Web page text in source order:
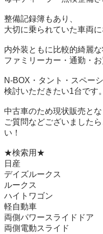
整備記録簿もあり、
大切に乗られていた車両に
内外装ともに比較的綺麗な
ファミリーカー・通勤・
N-BOX・タント・スペー
検討いただきたい1台です。
中古車のため現状販売とな
ご質問などございました
い！
★検索用★
日産
デイズルークス
ルークス
ハイトワゴン
軽自動車
両側パワースライドドア
両側電動スライド